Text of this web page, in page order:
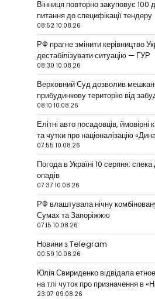
Вінниця повторно закуповує 100
питання до специфікації тендеру
08:52 10.08.26
РФ прагне змінити керівництво
дестабілізувати ситуацію — ГУР
08:30 10.08.26
Верховний Суд дозволив
прибудинкову територію від
08:10 10.08.26
Елітні авто посадовців, ймовірні
та чутки про націоналізацію
07:55 10.08.26
Погода в Україні 10 серпня:
опадів
07:37 10.08.26
РФ влаштувала нічну
Сумах та Запоріжжю
07:15 10.08.26
Новини з Telegram
00:59 10.08.26
Юлія Свириденко відвідала
на тлі чуток про призначення в
23:07 09.08.26